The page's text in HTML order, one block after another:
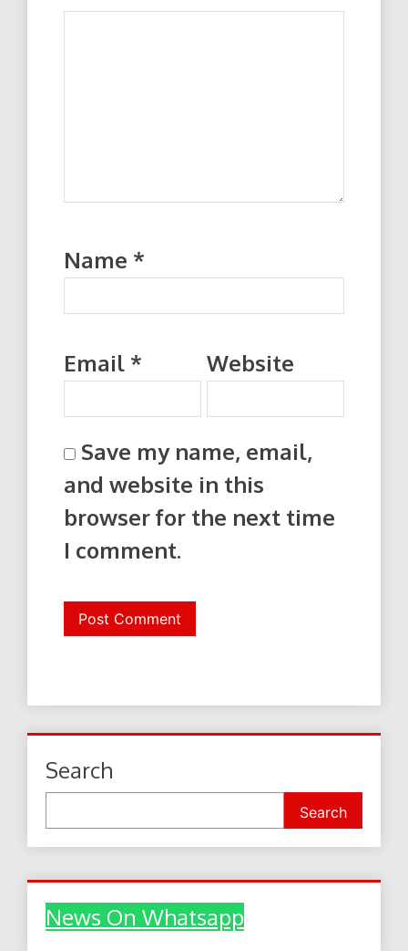
Name *
Email * Website
Save my name, email,
and website in this
browser for the next time
I comment.
Search
Search
News On Whatsapp